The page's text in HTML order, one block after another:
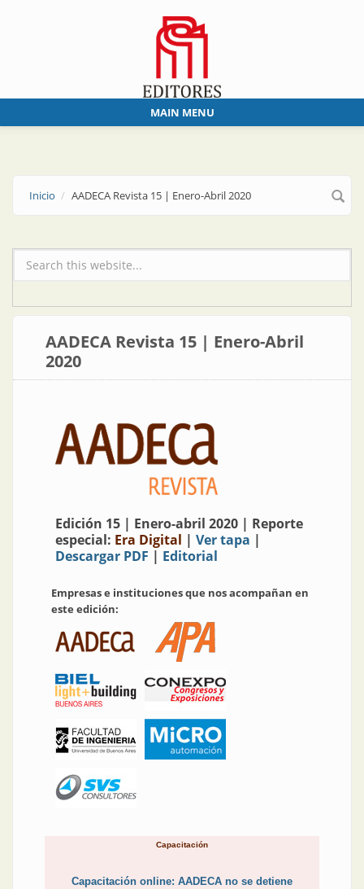
MAIN MENU
Inicio AADECA Revista 15 | Enero-Abril 2020
Formulario de búsqueda
AADECA Revista 15 | Enero-Abril
2020
Edición 15 | Enero-abril 2020 | Reporte
especial: Era Digital | Ver tapa |
Descargar PDF | Editorial
Empresas e instituciones que nos acompañan en
este edición:
Capacitación
Capacitación online: AADECA no se detiene